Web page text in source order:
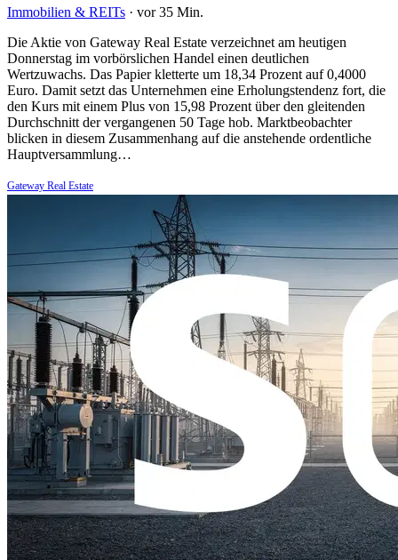
Immobilien & REITs · vor 35 Min.
Die Aktie von Gateway Real Estate verzeichnet am heutigen
Donnerstag im vorbörslichen Handel einen deutlichen
Wertzuwachs. Das Papier kletterte um 18,34 Prozent auf 0,4000
Euro. Damit setzt das Unternehmen eine Erholungstendenz fort, die
den Kurs mit einem Plus von 15,98 Prozent über den gleitenden
Durchschnitt der vergangenen 50 Tage hob. Marktbeobachter
blicken in diesem Zusammenhang auf die anstehende ordentliche
Hauptversammlung…
Gateway Real Estate